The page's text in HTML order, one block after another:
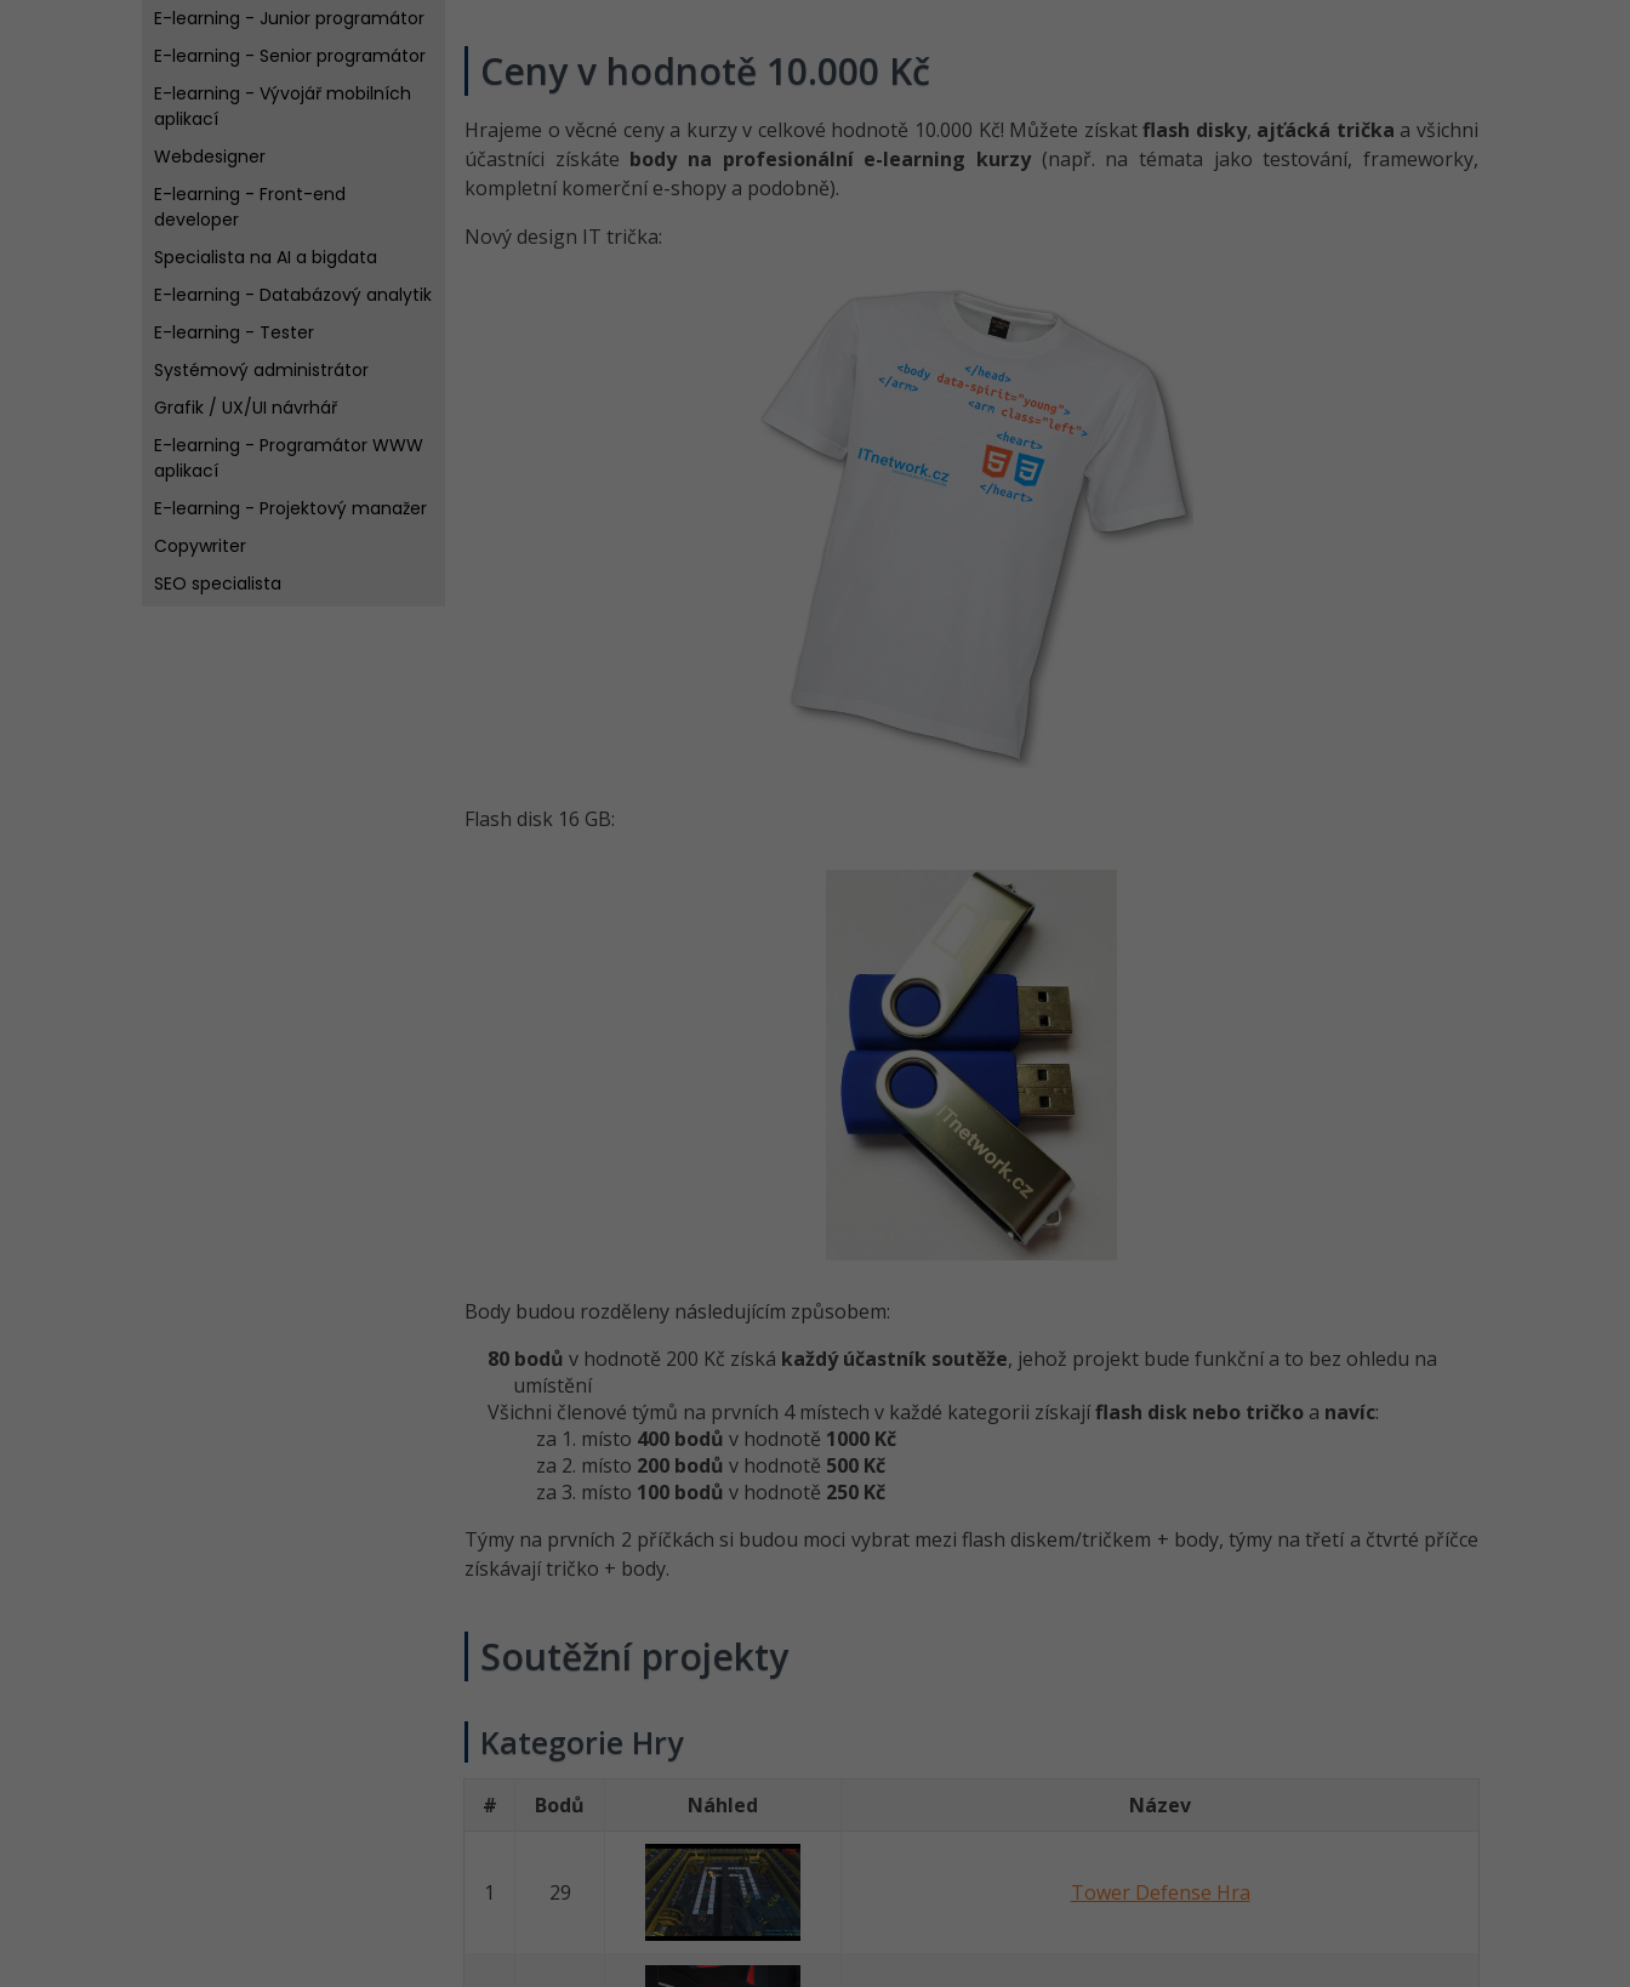
E-learning - Junior programátor
E-learning - Senior programátor
E-learning - Vývojář mobilních
aplikací
Webdesigner
E-learning - Front-end
developer
Specialista na AI a bigdata
E-learning - Databázový analytik
E-learning - Tester
Systémový administrátor
Grafik / UX/UI návrhář
E-learning - Programátor WWW
aplikací
E-learning - Projektový manažer
Copywriter
SEO specialista
Ceny v hodnotě 10.000 Kč
Hrajeme o věcné ceny a kurzy v celkové hodnotě 10.000 Kč! Můžete získatflash disky, ajťácká trička a všichni
účastníci získáte body na profesionální e-learning kurzy(např. na témata jako testování, frameworky,
kompletní komerční e-shopy a podobně).
Nový design IT trička:
Flash disk 16 GB:
Body budou rozděleny následujícím způsobem:
80 bodů v hodnotě 200 Kč získá každý účastník soutěže, jehož projekt bude funkční a to bez ohledu na
umístění
Všichni členové týmů na prvních 4 místech v každé kategorii získajíflash disk nebo tričko a navíc:
za 1. místo 400 bodů v hodnotě 1000 Kč
za 2. místo 200 bodů v hodnotě 500 Kč
za 3. místo 100 bodů v hodnotě 250 Kč
Týmy na prvních 2 příčkách si budou moci vybrat mezi flash diskem/tričkem + body, týmy na třetí a čtvrté příčce
získávají tričko + body.
Soutěžní projekty
Kategorie Hry
# Bodů Náhled Název
1 29 Tower Defense Hra